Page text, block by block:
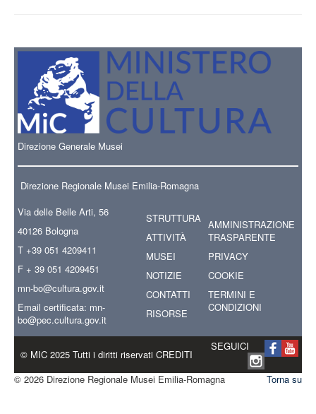
Direzione Generale Musei
Direzione Regionale Musei Emilia-Romagna
Via delle Belle Arti, 56
40126 Bologna
T +39 051 4209411
F + 39 051 4209451
mn-bo@cultura.gov.it
Email certificata: mn-
bo@pec.cultura.gov.it
STRUTTURA
ATTIVITÀ
MUSEI
NOTIZIE
CONTATTI
RISORSE
AMMINISTRAZIONE
TRASPARENTE
PRIVACY
COOKIE
TERMINI E
CONDIZIONI
© MIC 2025 Tutti i diritti riservati CREDITI
SEGUICI
Torna su
© 2026 Direzione Regionale Musei Emilia-Romagna